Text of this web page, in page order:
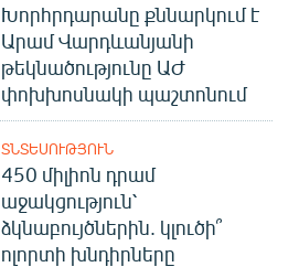
Խորհրդարանը քննարկում է
Արամ Վարդևանյանի
թեկնածությունը ԱԺ
փոխխոսնակի պաշտոնում
ՏՆՏԵՍՈՒԹՅՈՒՆ
450 միլիոն դրամ
աջակցություն՝
ձկնաբույծներին. կլուծի՞
ոլորտի խնդիրները